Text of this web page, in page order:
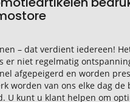
– dat verdient iedereen!
er niet regelmatig
afgepeigerd en worden
worden van ons elke dag de
U kunt u klant helpen om